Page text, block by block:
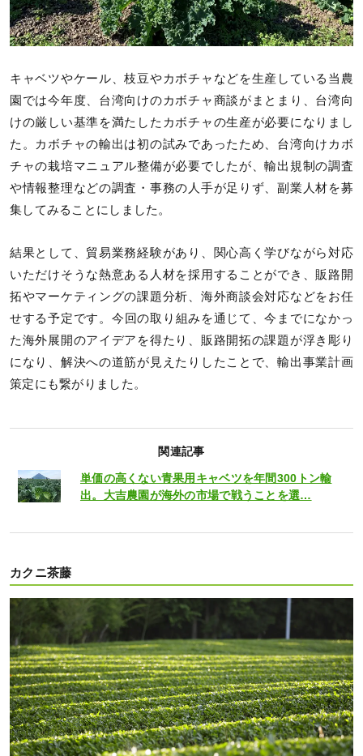
キャベツやケール、枝豆やカボチャなどを生産している当農
園では今年度、台湾向けのカボチャ商談がまとまり、台湾向
けの厳しい基準を満たしたカボチャの生産が必要になりまし
た。カボチャの輸出は初の試みであったため、台湾向けカボ
チャの栽培マニュアル整備が必要でしたが、輸出規制の調査
や情報整理などの調査・事務の人手が足りず、副業人材を募
集してみることにしました。​
結果として、貿易業務経験があり、関心高く学びながら対応
いただけそうな熱意ある人材を採用することができ、販路開
拓やマーケティングの課題分析、海外商談会対応などをお任
せする予定です。​今回の取り組みを通じて、今までになかっ
た海外展開のアイデアを得たり、販路開拓の課題が浮き彫り
になり、解決への道筋が見えたりしたことで、輸出事業計画
策定にも繋がりました。​
関連記事
単価の高くない青果用キャベツを年間300トン輸
出。大吉農園が海外の市場で戦うことを選…
カクニ茶藤